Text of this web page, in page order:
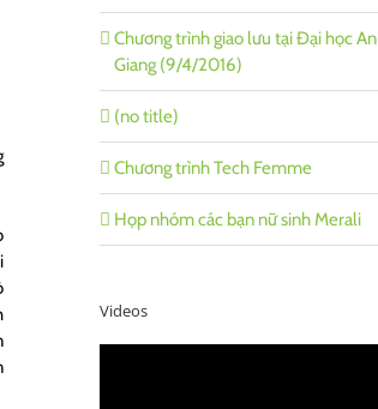
Chương trình giao lưu tại Đại học An
Giang (9/4/2016)
(no title)
Chương trình Tech Femme
Họp nhóm các bạn nữ sinh Merali
Videos